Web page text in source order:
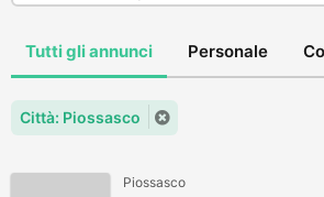
Tutti gli annunci Personale
Città: Piossasco
Piossasco